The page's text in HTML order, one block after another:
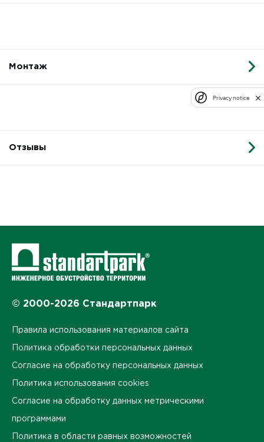
Монтаж
Отзывы
© 2000-2026 Стандартпарк
Правила использования материалов сайта
Политика обработки персональных данных
Согласие на обработку персональных данных
Политика использования cookies
Согласие на обработку данных метрическими
программами
Политика в области равных возможностей
Privacy notice